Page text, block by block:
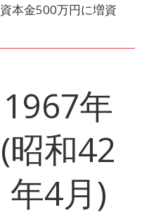
資本金500万円に増資
1967年
(昭和42
年4月)